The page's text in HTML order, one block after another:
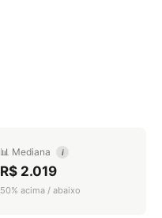
📊 Mediana i
R$ 2.019
50% acima / abaixo